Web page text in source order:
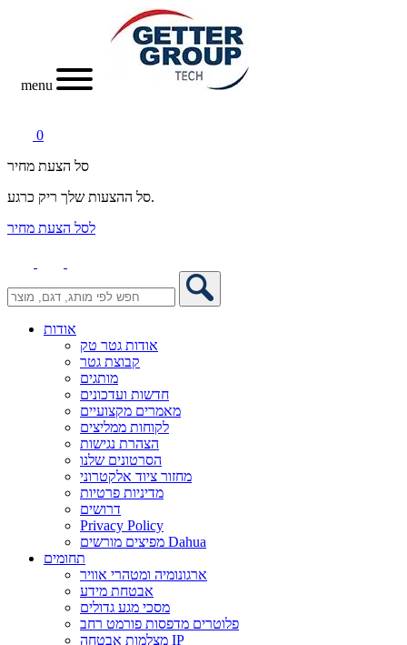
menu
0
סל הצעת מחיר
סל ההצעות שלך ריק כרגע.
לסל הצעת מחיר
אודות
אודות גטר טק
קבוצת גטר
מותגים
חדשות ועדכונים
מאמרים מקצועיים
לקוחות ממליצים
הצהרת נגישות
הסרטונים שלנו
מחזור ציוד אלקטרוני
מדיניות פרטיות
דרושים
Privacy Policy
מפיצים מורשים Dahua
תחומים
ארגונומיה ומטהרי אוויר
אבטחת מידע
מסכי מגע גדולים
פלוטרים מדפסות פורמט רחב
מצלמות אבטחה IP